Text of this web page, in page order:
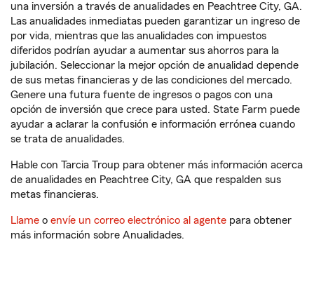
una inversión a través de anualidades en Peachtree City, GA.
Las anualidades inmediatas pueden garantizar un ingreso de
por vida, mientras que las anualidades con impuestos
diferidos podrían ayudar a aumentar sus ahorros para la
jubilación. Seleccionar la mejor opción de anualidad depende
de sus metas financieras y de las condiciones del mercado.
Genere una futura fuente de ingresos o pagos con una
opción de inversión que crece para usted. State Farm puede
ayudar a aclarar la confusión e información errónea cuando
se trata de anualidades.
Hable con Tarcia Troup para obtener más información acerca
de anualidades en Peachtree City, GA que respalden sus
metas financieras.
Llame o envíe un correo electrónico al agente para obtener
más información sobre Anualidades.